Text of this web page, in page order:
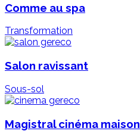
Comme au spa
Transformation
Salon ravissant
Sous-sol
Magistral cinéma maison